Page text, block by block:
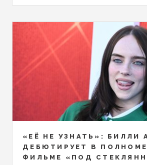
«ЕЁ НЕ УЗНАТЬ»: БИЛЛИ
ДЕБЮТИРУЕТ В
ФИЛЬМЕ «ПОД